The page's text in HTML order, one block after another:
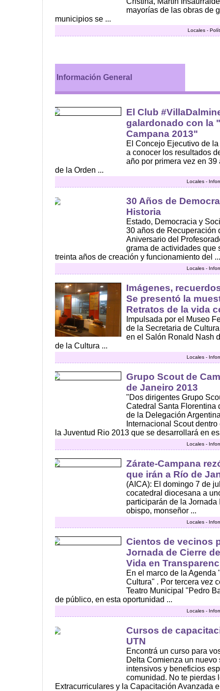
mayorías de las obras de
municipios se ...
Locales -
Información General
El Club
galardonado con la
Campana 2013"
El Concejo Ejecutivo de
a conocer los resultados
año por primera vez en
de la Orden ...
Locales -
30 Años de
Historia
Estado, Democracia y
30 años de Recuperación
Aniversario del
grama de actividades que
treinta años de creación y funcionamiento del ...
Locales -
Imágenes,
Se presentó la
Retratos de la vida
Impulsada por el Museo
de la Secretaria de
en el Salón Ronald Nash
de la Cultura ...
Locales -
Grupo Scout de
de Janeiro 2013
"Dos dirigentes Grupo
Catedral Santa Florentina
de la Delegación
Internacional Scout
la Juventud Rio 2013 que se desarrollará en
Locales -
Zárate-Campana
que irán a Río de
(AICA): El domingo 7 de
cocatedral diocesana a
participarán de la
obispo, monseñor ...
Locales -
Cientos de vecinos
Jornada de Cierre
Vida en
En el marco de la Agenda
Cultura" . Por tercera vez
Teatro Municipal "Pedro
de público, en esta oportunidad ...
Locales -
Cursos de
UTN
Encontrá un curso para
Delta Comienza un nuevo
intensivos y beneficios
comunidad. No te pierdas
Extracurriculares y la Capacitación Avanzada